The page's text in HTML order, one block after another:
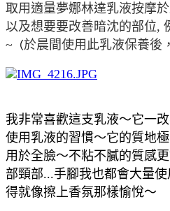
取用適量夢娜林達乳液按摩
以及想要要改善暗沈的部位,
~ （於晨間使用此乳液保養後
我非常喜歡這支乳液～它一
使用乳液的習慣～它的質地
用於全臉～不粘不膩的質感
部頸部...手腳我也都會大量
得就像擦上香氛那樣愉悅～